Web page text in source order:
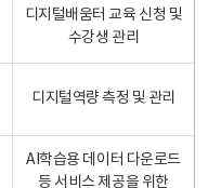
디지털배움터 교육 신청 및
수강생 관리
디지털역량 측정 및 관리
AI학습용 데이터 다운로드
등 서비스 제공을 위한